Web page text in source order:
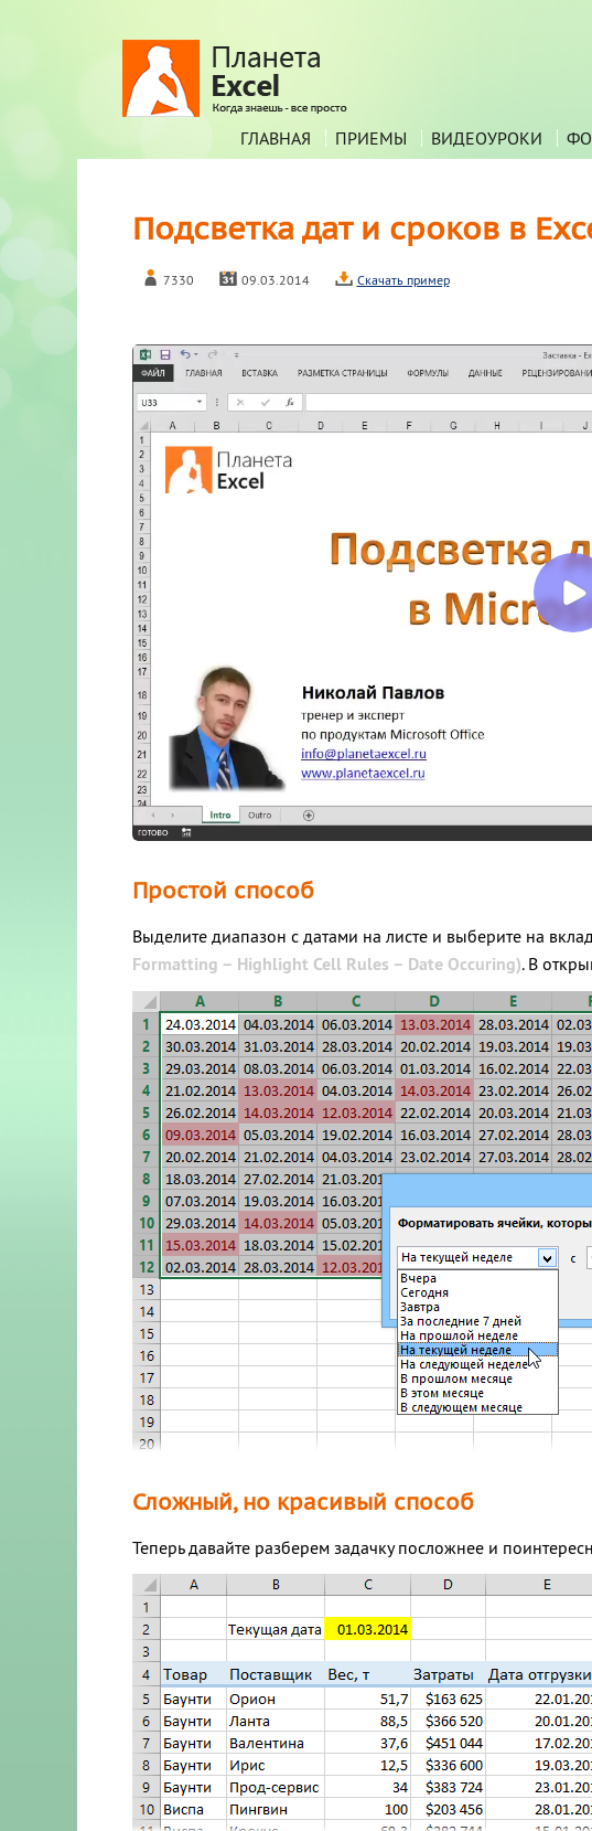
ГЛАВНАЯ ПРИЕМЫ ВИДЕОУРОКИ
Подсветка дат и сроков в
7330 09.03.2014 Скачать пример
Простой способ
Выделите диапазон с датами на листе и выберите на
Formatting – Highlight Cell Rules – Date Occuring). В
Сложный, но красивый способ
Теперь давайте разберем задачку посложнее и